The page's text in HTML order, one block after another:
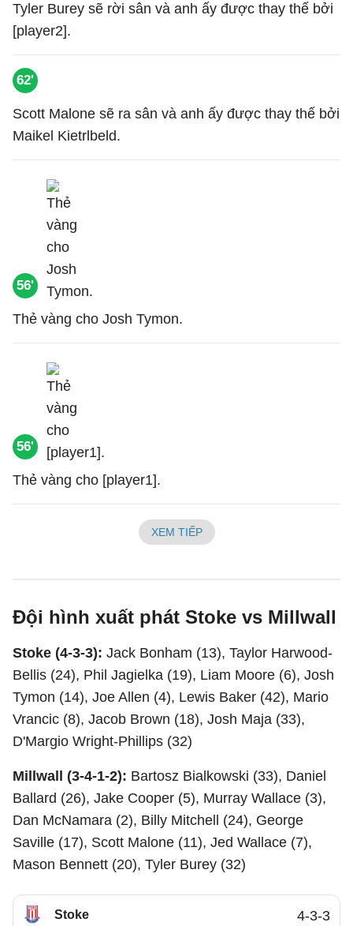
Tyler Burey sẽ rời sân và anh ấy được thay thế bởi
[player2].
62'
Scott Malone sẽ ra sân và anh ấy được thay thế bởi
Maikel Kietrlbeld.
56'
Thẻ vàng cho Josh Tymon.
56'
Thẻ vàng cho [player1].
XEM TIẾP
Đội hình xuất phát Stoke vs Millwall
Stoke (4-3-3): Jack Bonham (13), Taylor Harwood-
Bellis (24), Phil Jagielka (19), Liam Moore (6), Josh
Tymon (14), Joe Allen (4), Lewis Baker (42), Mario
Vrancic (8), Jacob Brown (18), Josh Maja (33),
D'Margio Wright-Phillips (32)
Millwall (3-4-1-2): Bartosz Bialkowski (33), Daniel
Ballard (26), Jake Cooper (5), Murray Wallace (3),
Dan McNamara (2), Billy Mitchell (24), George
Saville (17), Scott Malone (11), Jed Wallace (7),
Mason Bennett (20), Tyler Burey (32)
Stoke 4-3-3